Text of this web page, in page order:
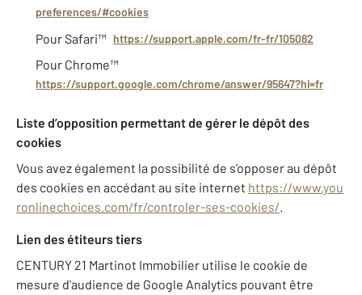
preferences/#cookies
Pour Safari™ https://support.apple.com/fr-fr/105082
Pour Chrome™
https://support.google.com/chrome/answer/95647?hl=fr
Liste d’opposition permettant de gérer le dépôt des
cookies
Vous avez également la possibilité de s’opposer au dépôt
des cookies en accédant au site internet https://www.you
ronlinechoices.com/fr/controler-ses-cookies/.
Lien des étiteurs tiers
CENTURY 21 Martinot Immobilier utilise le cookie de
mesure d'audience de Google Analytics pouvant être